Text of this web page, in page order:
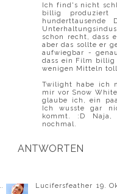
Ich find's nicht
billig
schon recht, dass
aber das sollte er
aufwiegbar -
dass ein Film billig
wenigen Mitteln
Twilight habe ich
mir vor Snow
glaube ich, ein
Ich wusste gar
kommt. :D Naja,
nochmal.
ANTWORTEN
Lucifersfeather 19.